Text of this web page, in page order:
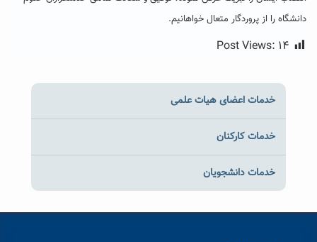
دانشگاه را از پروردگار متعال خواهانیم.
Post Views: ۱۴
خدمات اعضای هیات علمی
خدمات کارکنان
خدمات دانشجویان